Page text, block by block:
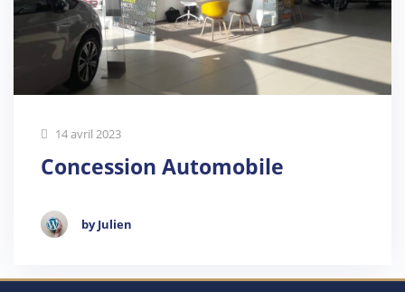
14 avril 2023
Concession Automobile
by Julien